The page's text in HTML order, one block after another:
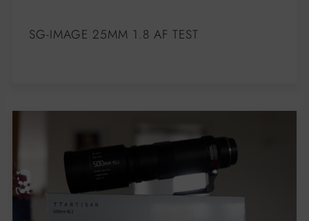
SG-IMAGE 25MM 1.8 AF TEST